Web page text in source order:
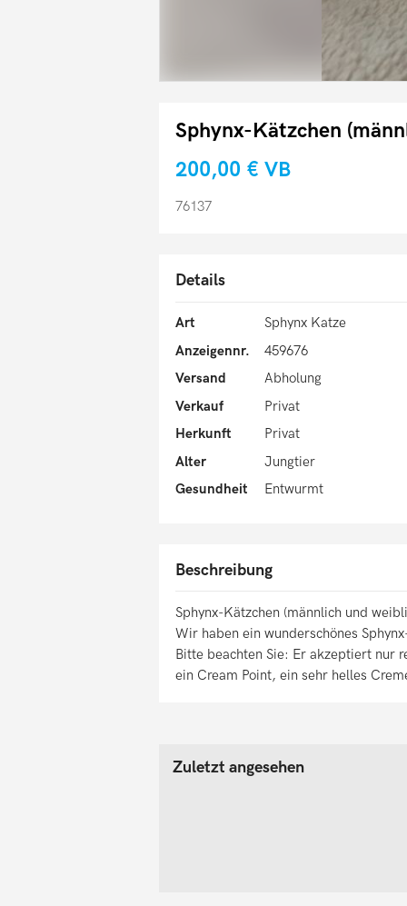
Sphynx-Kätzchen
200,00 € VB
76137
Details
Art
Sphynx Katze
Anzeigennr.
459676
Versand
Abholung
Verkauf
Privat
Herkunft
Privat
Alter
Jungtier
Gesundheit
Entwurmt
Beschreibung
Sphynx-Kätzchen (männlich und
Wir haben ein wunderschönes
Bitte beachten Sie: Er akzeptiert nur
ein Cream Point, ein sehr helles
Zuletzt angesehen